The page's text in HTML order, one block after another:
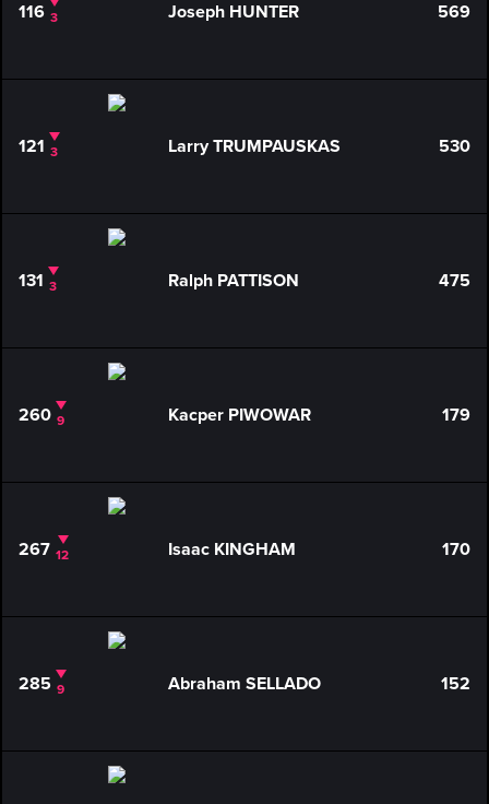
116 3 Joseph HUNTER 569
121 3 Larry TRUMPAUSKAS 530
131 3 Ralph PATTISON 475
260 9 Kacper PIWOWAR 179
267 12 Isaac KINGHAM 170
285 9 Abraham SELLADO 152